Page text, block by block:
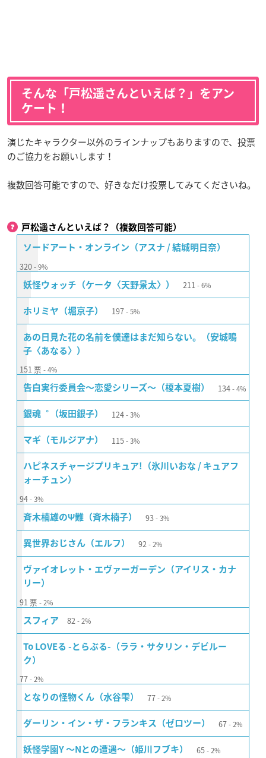
そんな「戸松遥さんといえば？」をアン
ケート！
演じたキャラクター以外のラインナップもありますので、投票
のご協力をお願いします！
複数回答可能ですので、好きなだけ投票してみてくださいね。
戸松遥さんといえば？（複数回答可能）
ソードアート・オンライン（アスナ / 結城明日奈）
320 9%
妖怪ウォッチ（ケータ〈天野景太〉） 211 6%
ホリミヤ（堀京子） 197 5%
あの日見た花の名前を僕達はまだ知らない。（安城鳴
子〈あなる〉）
151 票 4%
告白実行委員会〜恋愛シリーズ〜（榎本夏樹） 134 4%
銀魂゜（坂田銀子） 124 3%
マギ（モルジアナ） 115 3%
ハピネスチャージプリキュア!（氷川いおな / キュアフ
ォーチュン）
94 3%
斉木楠雄のΨ難（斉木楠子） 93 3%
異世界おじさん（エルフ） 92 2%
ヴァイオレット・エヴァーガーデン（アイリス・カナ
リー）
91 票 2%
スフィア 82 2%
To LOVEる -とらぶる-（ララ・サタリン・デビルー
ク）
77 2%
となりの怪物くん（水谷雫） 77 2%
ダーリン・イン・ザ・フランキス（ゼロツー） 67 2%
妖怪学園Y 〜Nとの遭遇〜（姫川フブキ） 65 2%